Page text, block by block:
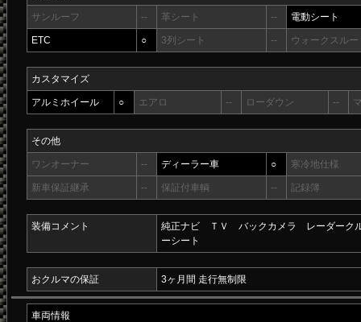
サンルーフ -- 革シート -- 電動シート
ETC ○ 3列シート -- ウォークスルー
カスタマイズ
アルミホイール ○ エアロ -- ローダウン --
その他
ワンオーナー -- ディーラー車 ○ 寒冷地仕様
新車保証継承 -- 保証付車輌 -- 記録簿
装備コメント
純正ナビ ＴＶ バックカメラ レーダーク
ーシート
おクルマの保証 3ヶ月間 走行無制限
車両情報